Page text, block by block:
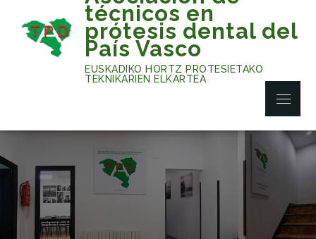
content
técnicos en
prótesis dental del
País Vasco
EUSKADIKO HORTZ PROTESIETAKO
TEKNIKARIEN ELKARTEA
Menu